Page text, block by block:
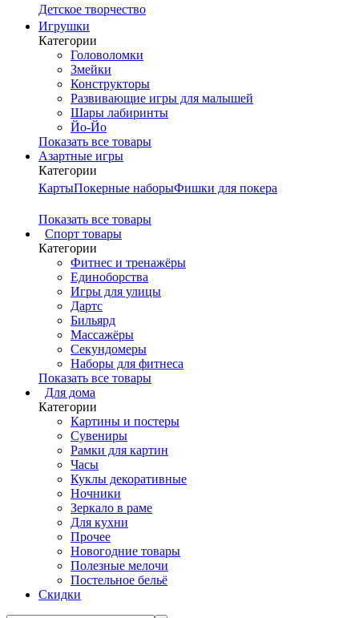
Детское творчество
Игрушки
Категории
Головоломки
Змейки
Конструкторы
Развивающие игры для малышей
Шары лабиринты
Йо-Йо
Показать все товары
Азартные игры
Категории
КартыПокерные наборыФишки для покера
Показать все товары
Cпорт товары
Категории
Фитнес и тренажёры
Единоборства
Игры для улицы
Дартс
Бильярд
Массажёры
Секундомеры
Наборы для фитнеса
Показать все товары
Для дома
Категории
Картины и постеры
Сувениры
Рамки для картин
Часы
Куклы декоративные
Ночники
Зеркало в раме
Для кухни
Прочее
Новогодние товары
Полезные мелочи
Постельное бельё
Скидки